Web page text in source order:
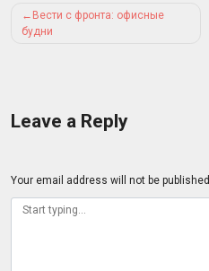
Post
navigation
Вести с фронта: офисные
будни
Leave a Reply
Your email address will not be published.